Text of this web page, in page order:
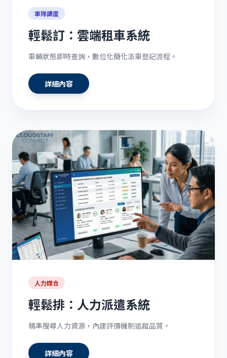
車隊調度
輕鬆訂：雲端租車系統
車輛狀態即時查詢，數位化簡化派車登記流程。
詳細內容
人力媒合
輕鬆排：人力派遣系統
精準搜尋人力資源，內建評價機制追蹤品質。
詳細內容